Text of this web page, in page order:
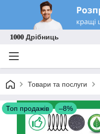
𝟏𝟎𝟎𝟎 Дрібниць
Товари та послуги
Топ продажів –8%